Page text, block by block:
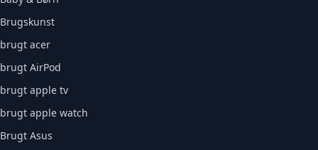
Brugskunst
brugt acer
brugt AirPod
brugt apple tv
brugt apple watch
Brugt Asus